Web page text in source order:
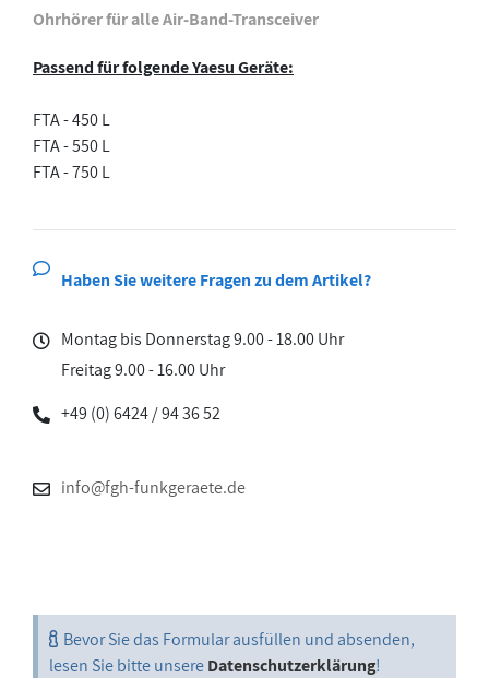
Ohrhörer für alle Air-Band-Transceiver
Passend für folgende Yaesu Geräte:
FTA - 450 L
FTA - 550 L
FTA - 750 L
Haben Sie weitere Fragen zu dem Artikel?
Montag bis Donnerstag 9.00 - 18.00 Uhr
Freitag 9.00 - 16.00 Uhr
+49 (0) 6424 / 94 36 52
info@fgh-funkgeraete.de
Bevor Sie das Formular ausfüllen und absenden,
lesen Sie bitte unsereDatenschutzerklärung!